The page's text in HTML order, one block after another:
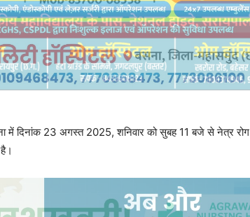
में दिनांक 23 अगस्त 2025, शनिवार को सुबह 11 बजे से नेत्र रोग